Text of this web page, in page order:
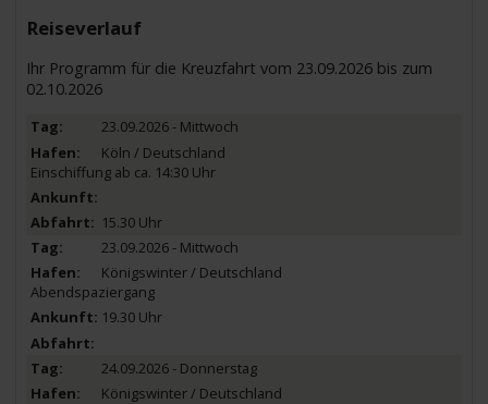
Reiseverlauf
Ihr Programm für die Kreuzfahrt vom 23.09.2026 bis zum
02.10.2026
23.09.2026 - Mittwoch
Köln / Deutschland
Einschiffung ab ca. 14:30 Uhr
15.30 Uhr
23.09.2026 - Mittwoch
Königswinter / Deutschland
Abendspaziergang
19.30 Uhr
24.09.2026 - Donnerstag
Königswinter / Deutschland